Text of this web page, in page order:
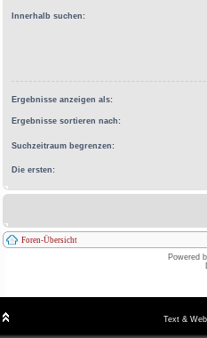
Innerhalb suchen:
Ergebnisse anzeigen als:
Ergebnisse sortieren nach:
Suchzeitraum begrenzen:
Die ersten:
Foren-Übersicht
Powered
Text &